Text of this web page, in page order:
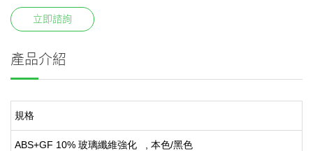
立即諮詢
產品介紹
規格
ABS+GF 10% 玻璃纖維強化 , 本色/黑色